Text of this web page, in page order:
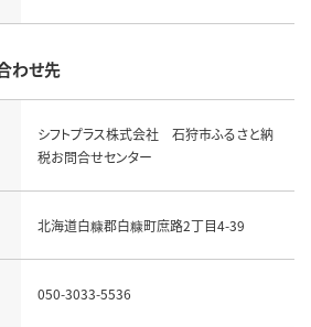
わせ先
シフトプラス株式会社 石狩市ふるさと納
税お問合せセンター
北海道白糠郡白糠町庶路2丁目4-39
050-3033-5536